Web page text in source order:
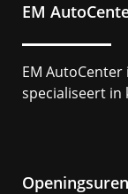
EM
EM AutoCenter
specialiseert in
Openingsuren